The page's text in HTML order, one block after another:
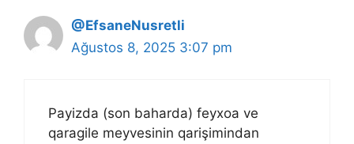
@EfsaneNusretli
Ağustos 8, 2025 3:07 pm
Payizda (son baharda) feyxoa ve
qaragile meyvesinin qarişimindan